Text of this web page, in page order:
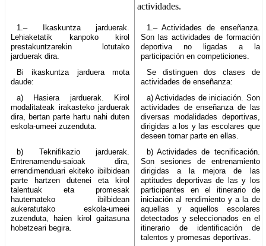
actividades.
1.– Ikaskuntza jarduerak.
Lehiaketatik kanpoko kirol
prestakuntzarekin lotutako
jarduerak dira.
1.– Actividades de enseñanza.
Son las actividades de formación
deportiva no ligadas a la
participación en competiciones.
Bi ikaskuntza jarduera mota
daude:
Se distinguen dos clases de
actividades de enseñanza:
a) Hasiera jarduerak. Kirol
modalitateak irakasteko jarduerak
dira, bertan parte hartu nahi duten
eskola-umeei zuzenduta.
a) Actividades de iniciación. Son
actividades de enseñanza de las
diversas modalidades deportivas,
dirigidas a los y las escolares que
deseen tomar parte en ellas.
b) Teknifikazio jarduerak.
Entrenamendu-saioak dira,
errendimenduari ekiteko ibilbidean
parte hartzen dutenei eta kirol
talentuak eta promesak
hautemateko ibilbidean
aukeratutako eskola-umeei
zuzenduta, haien kirol gaitasuna
hobetzeari begira.
b) Actividades de tecnificación.
Son sesiones de entrenamiento
dirigidas a la mejora de las
aptitudes deportivas de las y los
participantes en el itinerario de
iniciación al rendimiento y a la de
aquellas y aquellos escolares
detectados y seleccionados en el
itinerario de identificación de
talentos y promesas deportivas.